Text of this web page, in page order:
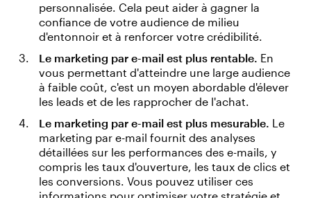
personnalisée. Cela peut aider à gagner la
confiance de votre audience de milieu
d'entonnoir et à renforcer votre crédibilité.
Le marketing par e-mail est plus rentable. En
vous permettant d'atteindre une large audience
à faible coût, c'est un moyen abordable d'élever
les leads et de les rapprocher de l'achat.
Le marketing par e-mail est plus mesurable. Le
marketing par e-mail fournit des analyses
détaillées sur les performances des e-mails, y
compris les taux d'ouverture, les taux de clics et
les conversions. Vous pouvez utiliser ces